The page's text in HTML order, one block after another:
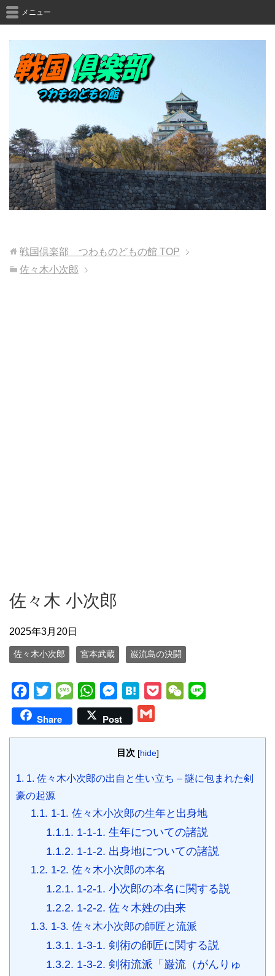
メニュー
戦国倶楽部 つわものどもの館 TOP
佐々木小次郎
佐々木 小次郎
2025年3月20日
佐々木小次郎 宮本武蔵 巌流島の決闘
a
c
o
o
k
w
i
e
r
M
e
s
g
W
h
a
A
p
e
s
e
n
e
r
a
t
n
a
t
W
t
Share Post
a
l
目次 [hide]
1. 1. 佐々木小次郎の出自と生い立ち – 謎に包まれた剣
豪の起源
1.1. 1-1. 佐々木小次郎の生年と出身地
1.1.1. 1-1-1. 生年についての諸説
1.1.2. 1-1-2. 出身地についての諸説
1.2. 1-2. 佐々木小次郎の本名
1.2.1. 1-2-1. 小次郎の本名に関する説
1.2.2. 1-2-2. 佐々木姓の由来
1.3. 1-3. 佐々木小次郎の師匠と流派
1.3.1. 1-3-1. 剣術の師匠に関する説
1.3.2. 1-3-2. 剣術流派「巌流（がんりゅ